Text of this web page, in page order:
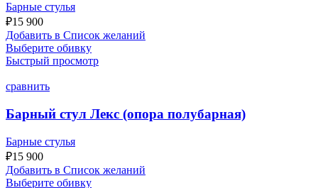
Барные стулья
₽15 900
Добавить в Список желаний
Выберите обивку
Быстрый просмотр
сравнить
Барный стул Лекс (опора полубарная)
Барные стулья
₽15 900
Добавить в Список желаний
Выберите обивку